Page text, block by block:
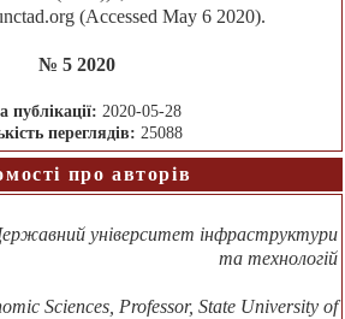
(Accessed May 6 2020).
№ 5 2020
публікації: 2020-05-28
переглядів: 25088
про авторів
університет інфраструктури
та технологій
Sciences, Professor, State University of